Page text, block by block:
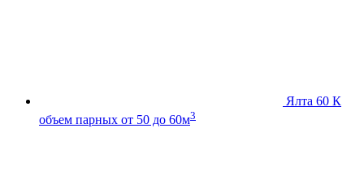
Ялта 60 К
объем парных от 50 до 60м3